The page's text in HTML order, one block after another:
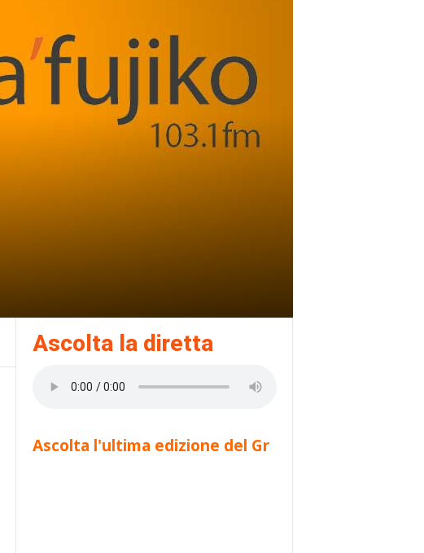
Ascolta la diretta
Ascolta l'ultima edizione del Gr